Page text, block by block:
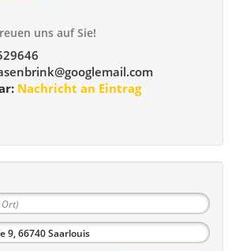
uns auf Sie!
Nachricht an Eintrag